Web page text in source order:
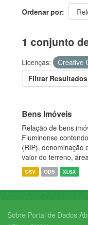
Ordenar por
1 conjunto
Licenças:
Creative
Filtrar Resultados
Bens Imóveis
Relação de bens
Fluminense
(RIP), denominação
valor do terreno,
CSV ODS XLSX
Sobre Portal de Dados